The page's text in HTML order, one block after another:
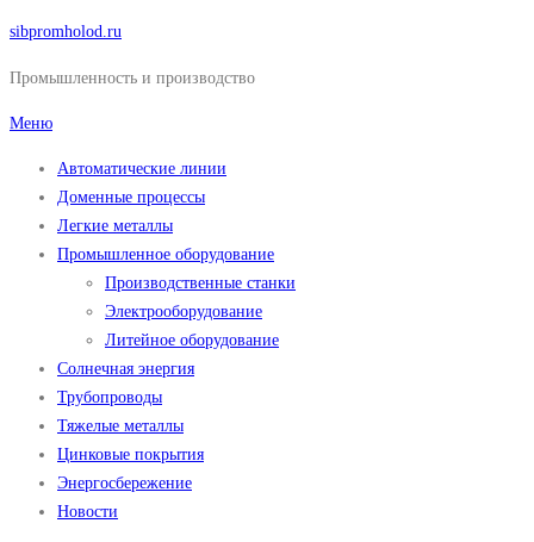
Перейти
содержимому
sibpromholod.ru
Промышленность и производство
Меню
Автоматические линии
Доменные процессы
Легкие металлы
Промышленное оборудование
Производственные станки
Электрооборудование
Литейное оборудование
Солнечная энергия
Трубопроводы
Тяжелые металлы
Цинковые покрытия
Энергосбережение
Новости